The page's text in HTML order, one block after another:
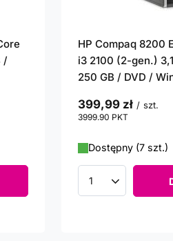
/
HP Compaq 8200
i3 2100 (2-gen.)
250 GB / DVD /
399,99 zł / szt.
3999.90 PKT
Dostępny (7 szt.)
Ilość produktów